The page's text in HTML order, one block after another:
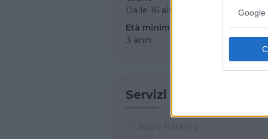
Google
Dalle 16 alle 18
Età minima
3 anni
Servizi